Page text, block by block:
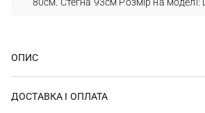
ОПИС
ДОСТАВКА І ОПЛАТА